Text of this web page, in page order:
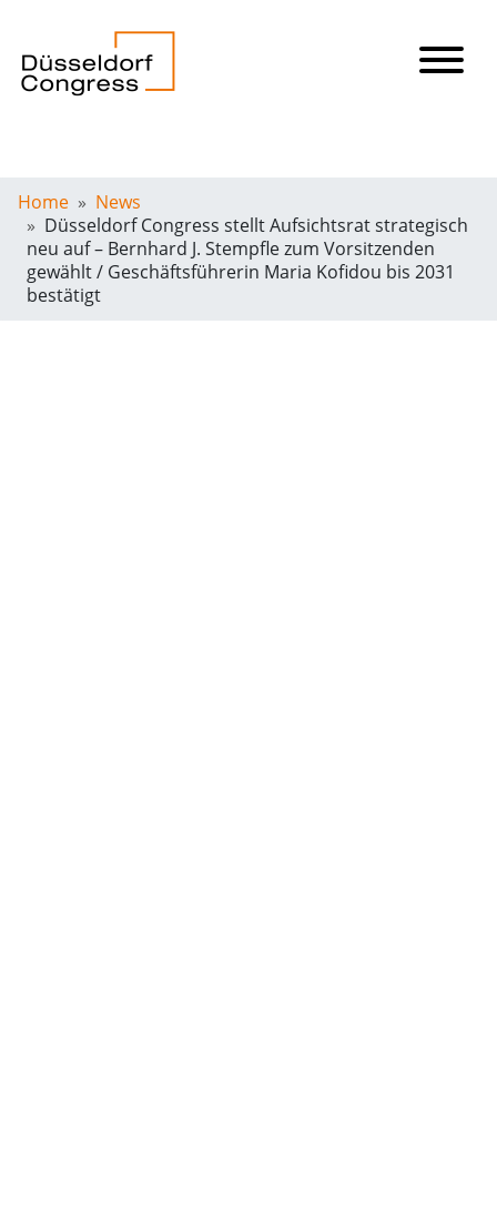
Home
News
Düsseldorf Congress stellt Aufsichtsrat strategisch
neu auf – Bernhard J. Stempfle zum Vorsitzenden
gewählt / Geschäftsführerin Maria Kofidou bis 2031
bestätigt